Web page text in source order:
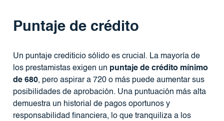
Puntaje de crédito
Un puntaje crediticio sólido es crucial. La mayoría de
los prestamistas exigen un puntaje de crédito mínimo
de 680, pero aspirar a 720 o más puede aumentar sus
posibilidades de aprobación. Una puntuación más alta
demuestra un historial de pagos oportunos y
responsabilidad financiera, lo que tranquiliza a los